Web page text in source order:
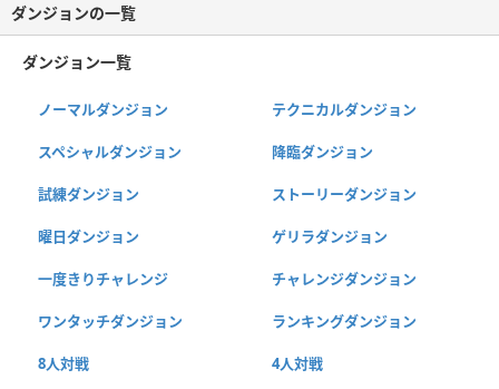
ダンジョンの一覧
ダンジョン一覧
ノーマルダンジョン テクニカルダンジョン
スペシャルダンジョン 降臨ダンジョン
試練ダンジョン ストーリーダンジョン
曜日ダンジョン ゲリラダンジョン
一度きりチャレンジ チャレンジダンジョン
ワンタッチダンジョン ランキングダンジョン
8人対戦 4人対戦